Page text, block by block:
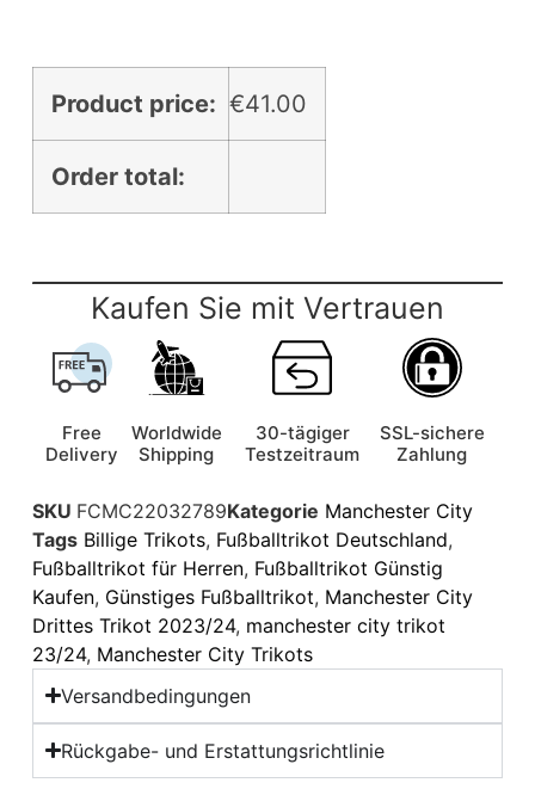
Product price: €41.00
Order total:
Kaufen Sie mit Vertrauen
Free
Delivery
Worldwide
Shipping
30-tägiger
Testzeitraum
SSL-sichere
Zahlung
SKU FCMC22032789Kategorie Manchester City
Tags Billige Trikots, Fußballtrikot Deutschland,
Fußballtrikot für Herren, Fußballtrikot Günstig
Kaufen, Günstiges Fußballtrikot, Manchester City
Drittes Trikot 2023/24, manchester city trikot
23/24, Manchester City Trikots
Versandbedingungen
Rückgabe- und Erstattungsrichtlinie